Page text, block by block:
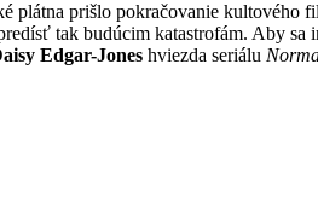
prišlo pokračovanie
tak budúcim katastrofám. Aby
Edgar-Jones hviezda seriálu